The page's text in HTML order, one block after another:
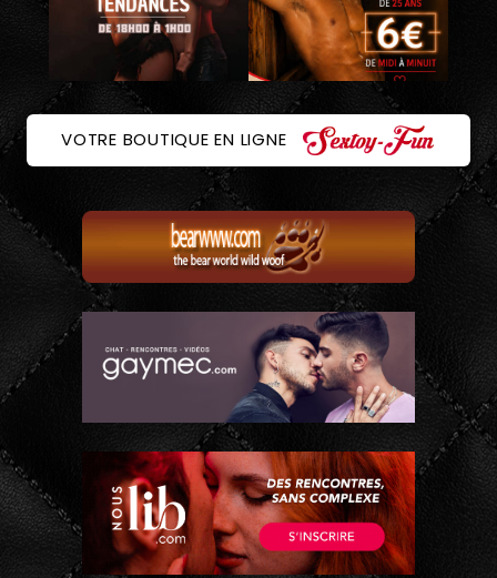
VOTRE BOUTIQUE EN LIGNE